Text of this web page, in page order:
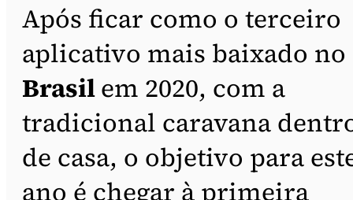
Após ficar como o terceiro
aplicativo mais baixado no
Brasilem 2020, com a
tradicional caravana
de casa, o objetivo para
ano é chegar à primeira